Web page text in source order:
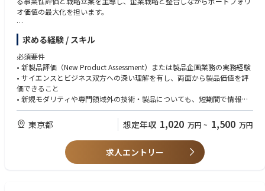
■Other Responsibilities
ealthcare requirements.
・Maintain knowledge of the Medical Device Fair Trade Code and relevan
t regulations.
・Contribute to continuous improvement initiatives within the marketing
organization.
・Communicate effectively with internal and external stakeholders.
・Travel domestically and internationally as required.
・Perform other duties as assigned by the FLC Business Lead.
・Reports to: FLC Business Lead
・Works closely with: Global Marketing, Sales, cross‑functional teams, Ke
y Opinion Leaders, distributors, healthcare professionals
オ価値の最大化を担います。
本ポジションは、サイエンスとビジネスを結びつける役割を果たし、開
発・薬事・商業面での検討事項を統合することで、日本の患者さんと企業
双方にとって最適な成果の実現を目指します。
・主な役割
遺伝子治療などの新規モダリティを含む、開発初期・後期段階のパイプラ
イン資産、製品ライフサイクルマネジメント案件、およびライセンス機会
開発、メディカル、コマーシャル、薬価・市場アクセス、薬事、グローバ
ルチームなどの関連部門と連携し、日本市場に特化した事業戦略・開発戦
略・承認申請戦略を策定する。
資産価値最大化のため、日本法人経営陣およびグローバル関係者に対して
戦略的提言を行う。
求める経験 / スキル
必須要件
• 新製品評価（New Product Assessment）または製品企画業務の実務経験
• サイエンスとビジネス双方への深い理解を有し、両面から製品価値を評
価できること
• 新規モダリティや専門領域外の技術・製品についても、短期間で情報収
集・分析を行い、事業性評価を実施した経験
• 製品評価のみならず、Clinicalなどの関連部門と連携しながら開発戦略や
価格戦略の策定に関与した経験
• プロジェクトマネジメント経験
東京都 想定年収 1,020 万円 ~ 1,500 万円
求人エントリー